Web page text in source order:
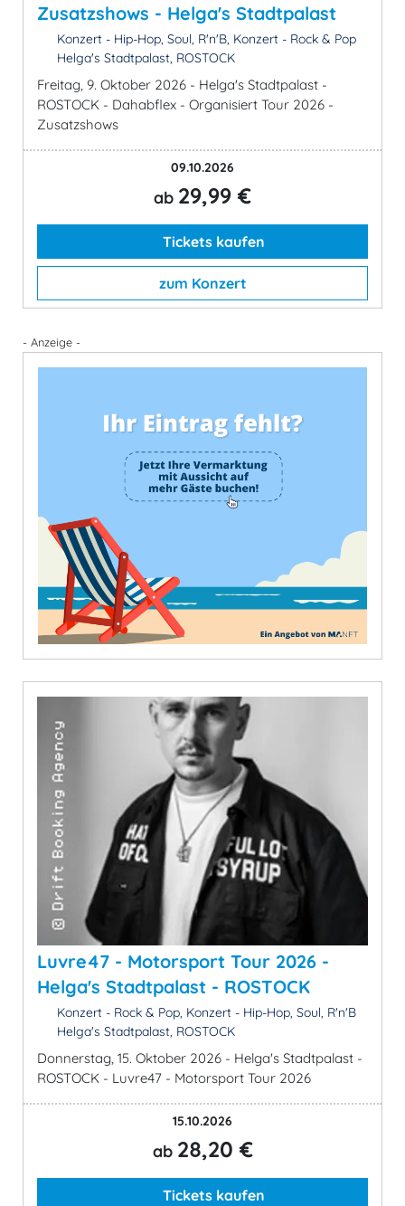
Zusatzshows - Helga's Stadtpalast
Konzert - Hip-Hop, Soul, R'n'B, Konzert - Rock & Pop
Helga's Stadtpalast, ROSTOCK
Freitag, 9. Oktober 2026 - Helga's Stadtpalast -
ROSTOCK - Dahabflex - Organisiert Tour 2026 -
Zusatzshows
09.10.2026
ab 29,99 €
Tickets kaufen
zum Konzert
- Anzeige -
Luvre47 - Motorsport Tour 2026 -
Helga's Stadtpalast - ROSTOCK
Konzert - Rock & Pop, Konzert - Hip-Hop, Soul, R'n'B
Helga's Stadtpalast, ROSTOCK
Donnerstag, 15. Oktober 2026 - Helga's Stadtpalast -
ROSTOCK - Luvre47 - Motorsport Tour 2026
15.10.2026
ab 28,20 €
Tickets kaufen